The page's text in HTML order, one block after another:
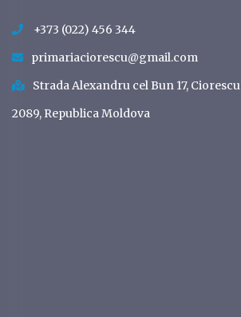
+373 (022) 456 344
primariaciorescu@gmail.com
Strada Alexandru cel Bun 17, Ciorescu
2089, Republica Moldova